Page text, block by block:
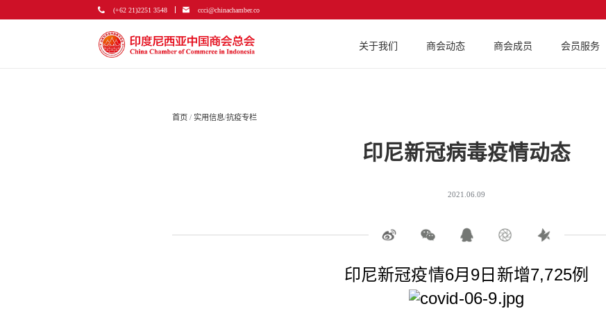
(+62 21)2251 3548 ccci@chinachamber.co
关于我们 商会动态 商会成员 会员服务
首页 /实用信息/抗疫专栏
印尼新冠病毒疫情动态
2021.06.09
印尼新冠疫情6月9日新增7,725例